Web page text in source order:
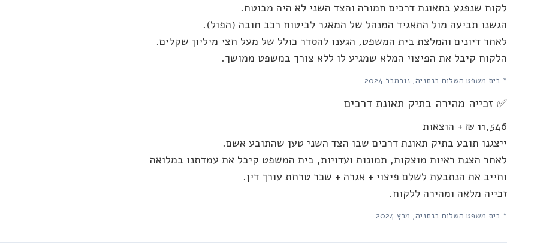
לקוח שנפגע בתאונת דרכים חמורה והצד השני לא היה מבוטח.
הגשנו תביעה מול התאגיד המנהל של המאגר לביטוח רכב חובה (הפול).
לאחר דיונים והמלצת בית המשפט, הגענו להסדר כולל של מעל חצי מיליון שקלים.
הלקוח קיבל את הפיצוי המלא שמגיע לו ללא צורך במשפט ממושך.
* בית משפט השלום בנתניה, נובמבר 2024
✅ זכייה מהירה בתיק תאונת דרכים
11,546 ₪ + הוצאות
ייצגנו תובע בתיק תאונת דרכים שבו הצד השני טען שהתובע אשם.
לאחר הצגת ראיות מוצקות, תמונות ועדויות, בית המשפט קיבל את עמדתנו במלואה
וחייב את הנתבעת לשלם פיצוי + אגרה + שכר טרחת עורך דין.
זכייה מלאה ומהירה ללקוח.
* בית משפט השלום בנתניה, מרץ 2024